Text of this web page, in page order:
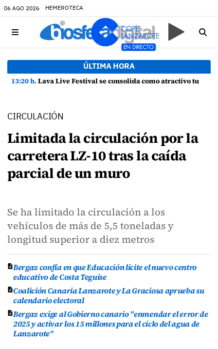
06 AGO 2026 HEMEROTECA
ÚLTIMA HORA
13:20 h.Lava Live Festival se consolida como atractivo turístico y agente dinamizador de la economía de Lanzarote
CIRCULACIÓN
Limitada la circulación por la
carretera LZ-10 tras la caída
parcial de un muro
Se ha limitado la circulación a los
vehículos de más de 5,5 toneladas y
longitud superior a diez metros
Bergaz confía en que Educación licite el nuevo centro
educativo de Costa Teguise
Coalición Canaria Lanzarote y La Graciosa aprueba su
calendario electoral
Bergaz exige al Gobierno canario "enmendar el error de
2025 y activar los 15 millones para el ciclo del agua de
Lanzarote"